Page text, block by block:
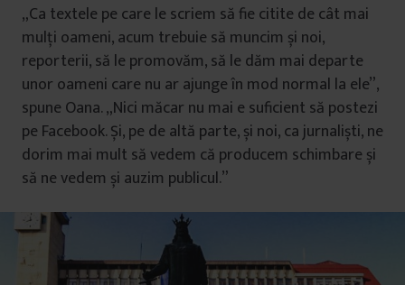
„Ca textele pe care le scriem să fie citite de cât mai
mulți oameni, acum trebuie să muncim și noi,
reporterii, să le promovăm, să le dăm mai departe
unor oameni care nu ar ajunge în mod normal la ele”,
spune Oana. „Nici măcar nu mai e suficient să postezi
pe Facebook. Și, pe de altă parte, și noi, ca jurnaliști, ne
dorim mai mult să vedem că producem schimbare și
să ne vedem și auzim publicul.”